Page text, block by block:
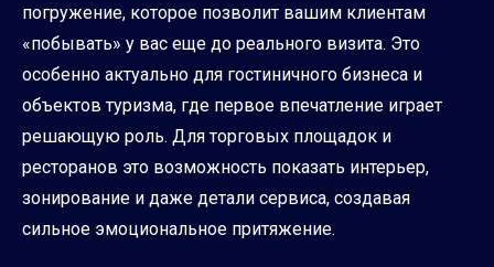
погружение, которое позволит вашим клиентам
«побывать» у вас еще до реального визита. Это
особенно актуально для гостиничного бизнеса и
объектов туризма, где первое впечатление играет
решающую роль. Для торговых площадок и
ресторанов это возможность показать интерьер,
зонирование и даже детали сервиса, создавая
сильное эмоциональное притяжение.